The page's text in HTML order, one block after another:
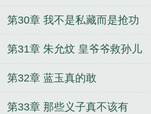
第30章 我不是私藏而是抢功
第31章 朱允炆 皇爷爷救孙儿
第32章 蓝玉真的敢
第33章 那些义子真不该有